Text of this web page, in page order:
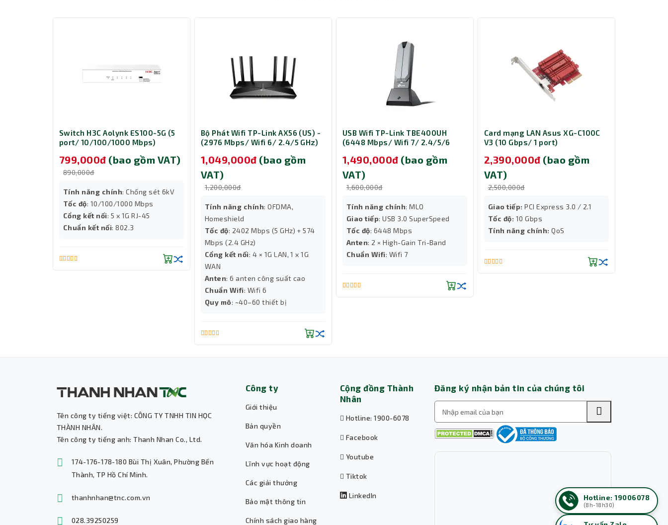
Switch H3C Aolynk ES100-5G (5
port/ 10/100/1000 Mbps)
799,000đ (bao gồm VAT)
890,000đ
Tính năng chính: Chống sét 6kV
Tốc độ: 10/100/1000 Mbps
Cổng kết nối: 5 x 1G RJ-45
Chuẩn kết nối: 802.3
Bộ Phát Wifi TP-Link AX56 (US) -
(2976 Mbps/ Wifi 6/ 2.4/5 GHz)
1,049,000đ (bao gồm
VAT)
1,200,000đ
Tính năng chính: OFDMA,
Homeshield
Tốc độ: 2402 Mbps (5 GHz) + 574
Mbps (2.4 GHz)
Cổng kết nối: 4 × 1G LAN, 1 x 1G
WAN
Anten: 6 anten công suất cao
Chuẩn Wifi: Wifi 6
Quy mô: ~40–60 thiết bị
USB Wifi TP-Link TBE400UH
(6448 Mbps/ Wifi 7/ 2.4/5/6
1,490,000đ (bao gồm
VAT)
1,600,000đ
Tính năng chính: MLO
Giao tiếp: USB 3.0 SuperSpeed
Tốc độ: 6448 Mbps
Anten: 2 × High-Gain Tri-Band
Chuẩn Wifi: Wifi 7
Card mạng LAN Asus XG-C100C
V3 (10 Gbps/ 1 port)
2,390,000đ (bao gồm
VAT)
2,500,000đ
Giao tiếp: PCI Express 3.0 / 2.1
Tốc độ: 10 Gbps
Tính năng chính: QoS
Tên công ty tiếng việt: CÔNG TY TNHH TIN HỌC
THÀNH NHÂN.
Tên công ty tiếng anh: Thanh Nhan Co., Ltd.
174-176-178-180 Bùi Thị Xuân, Phường Bến
Thành, TP Hồ Chí Minh.
thanhnhan@tnc.com.vn
028.39250259
Công ty
Giới thiệu
Bản quyền
Văn hóa Kinh doanh
Lĩnh vực hoạt động
Các giải thưởng
Bảo mật thông tin
Chính sách giao hàng
Cộng đồng Thành
Nhân
Hotline: 1900-6078
Facebook
Youtube
Tiktok
LinkedIn
Đăng ký nhận bản tin của chúng tôi
Hotline: 19006078
(8h-18h30)